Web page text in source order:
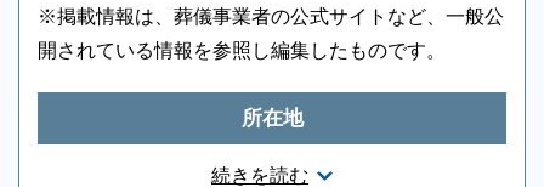
葬儀のことなら何でもお任せください
続きを読む
※掲載情報は、葬儀事業者の公式サイトなど、一般公
開されている情報を参照し編集したものです。
所在地
東京都八王子市寺町39